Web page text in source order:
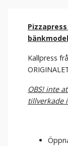
Kallpress
OBS! inte
tillverkade